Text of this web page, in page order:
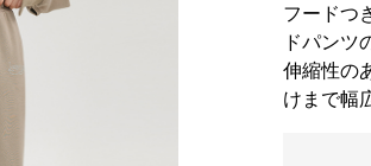
フードつ
ドパンツ
伸縮性の
けまで幅